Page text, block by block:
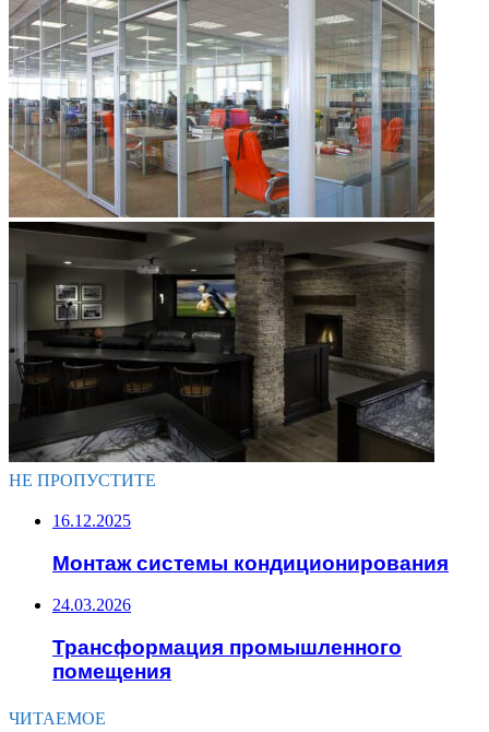
НЕ ПРОПУСТИТЕ
16.12.2025
Монтаж системы кондиционирования
24.03.2026
Трансформация промышленного
помещения
ЧИТАЕМОЕ